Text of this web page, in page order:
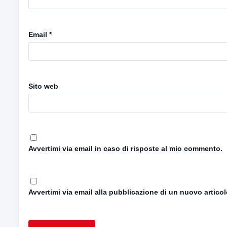
Email *
Sito web
Avvertimi via email in caso di risposte al mio commento.
Avvertimi via email alla pubblicazione di un nuovo